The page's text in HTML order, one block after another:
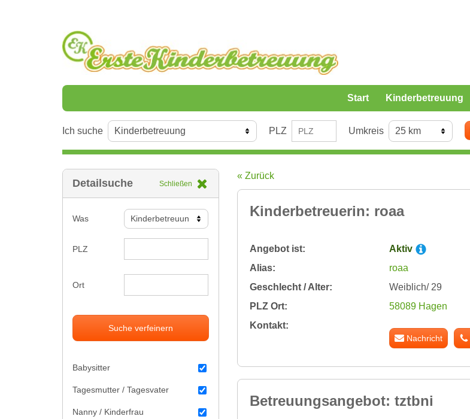
Start Kinderbetreuung
Ich suche PLZ Umkreis
Detailsuche Schließen
Was
PLZ
Ort
Suche verfeinern
Babysitter
Tagesmutter / Tagesvater
Nanny / Kinderfrau
« Zurück
Kinderbetreuerin: roaa
Angebot ist:
Aktiv
Alias:
roaa
Geschlecht / Alter:
Weiblich/ 29
PLZ Ort:
58089 Hagen
Kontakt:
Nachricht
Betreuungsangebot: tztbni